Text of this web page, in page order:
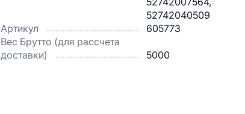
52742007564,
52742040509
Артикул
605773
Вес Брутто (для рассчета
доставки)
5000